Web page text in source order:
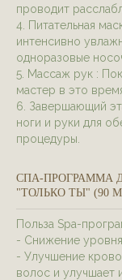
проводит
4. Питательная
интенсивно
одноразовые
5. Массаж рук :
мастер в это
6. Завершающий
ноги и руки для
процедуры.
СПА-ПРОГРАММА
"ТОЛЬКО ТЫ" (90
Польза Spa-
- Снижение
- Улучшение
волос и улучшает